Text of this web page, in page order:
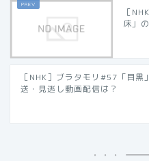
［
床」
［NHK］ブラタモリ#57「目黒
送・見逃し動画配信は？